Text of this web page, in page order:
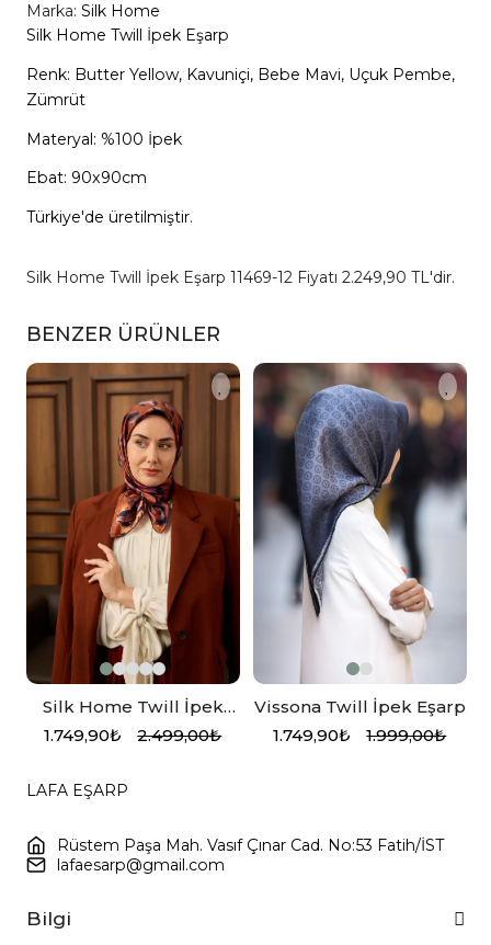
Marka: Silk Home
Silk Home Twill İpek Eşarp
Renk: Butter Yellow, Kavuniçi, Bebe Mavi, Uçuk Pembe,
Zümrüt
Materyal: %100 İpek
Ebat: 90x90cm
Türkiye'de üretilmiştir.
Silk Home Twill İpek Eşarp 11469-12 Fiyatı 2.249,90 TL'dir.
BENZER ÜRÜNLER
Silk Home Twill İpek
Eşarp 11492-03
1.749,90₺ 2.499,00₺
Vissona Twill İpek Eşarp
1.749,90₺
1.999,00₺
LAFA EŞARP
Rüstem Paşa Mah. Vasıf Çınar Cad. No:53 Fatih/İST
lafaesarp@gmail.com
Bilgi